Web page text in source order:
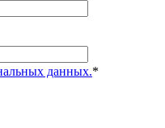
данных.*